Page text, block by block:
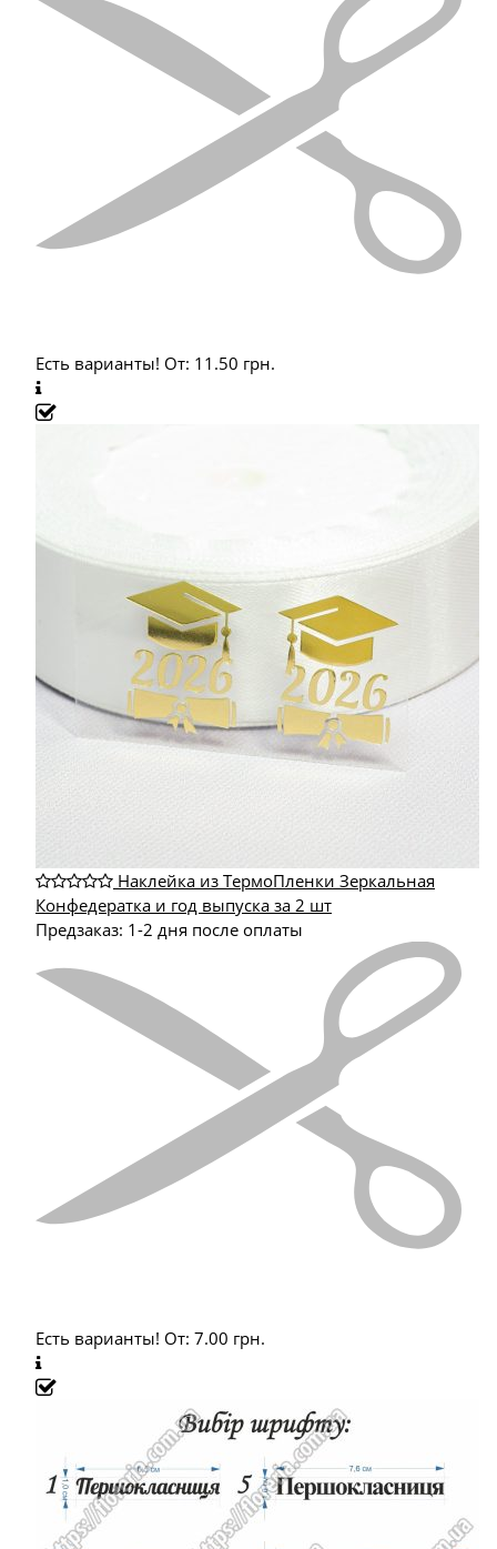
Есть варианты! От: 11.50 грн.
Наклейка из ТермоПленки Зеркальная
Конфедератка и год выпуска за 2 шт
Предзаказ: 1-2 дня после оплаты
Есть варианты! От: 7.00 грн.